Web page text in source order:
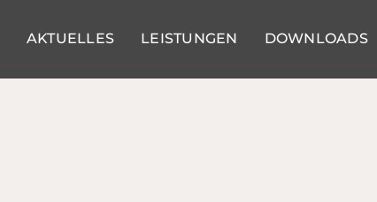
AKTUELLES LEISTUNGEN DOWNLOADS